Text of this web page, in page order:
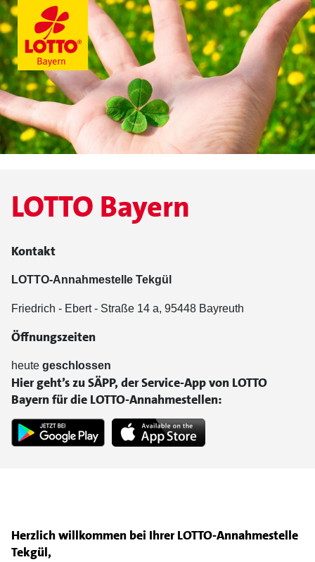
Herzlich willkommen bei Ihrer LOTTO-Annahmestelle
Tekgül,
LOTTO Bayern
Kontakt
LOTTO-Annahmestelle Tekgül
Friedrich - Ebert - Straße 14 a, 95448 Bayreuth
Öffnungszeiten
heute geschlossen
Hier geht’s zu SÄPP, der Service-App von LOTTO
Bayern für die LOTTO-Annahmestellen: